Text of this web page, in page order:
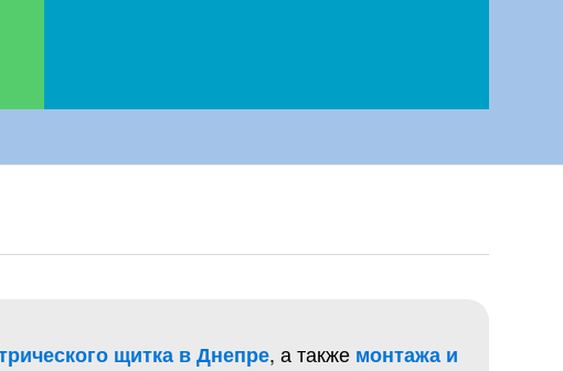
щитка в Днепре, а также монтажа и